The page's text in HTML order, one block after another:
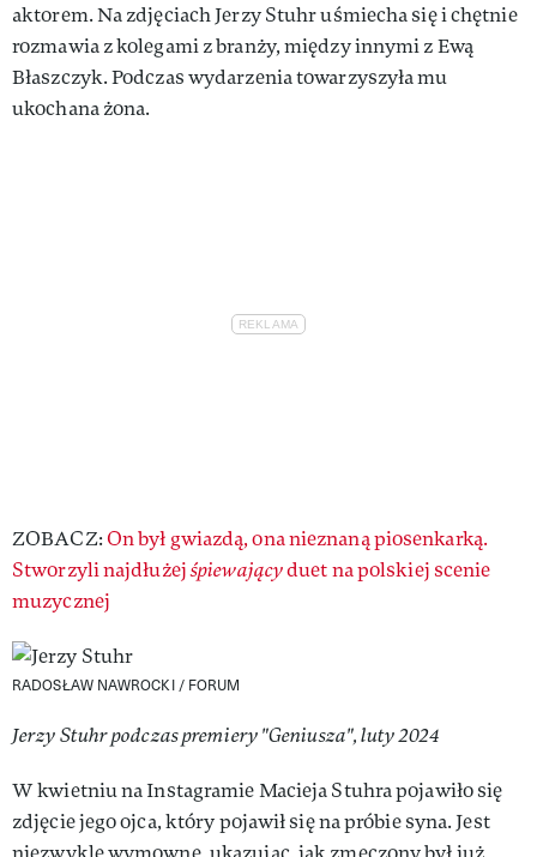
aktorem. Na zdjęciach Jerzy Stuhr uśmiecha się i chętnie
rozmawia z kolegami z branży, między innymi z Ewą
Błaszczyk. Podczas wydarzenia towarzyszyła mu
ukochana żona.
ZOBACZ:On był gwiazdą, ona nieznaną piosenkarką.
Stworzyli najdłużejśpiewającyduet na polskiej scenie
muzycznej
RADOSŁAW NAWROCKI / FORUM
Jerzy Stuhr podczas premiery "Geniusza", luty 2024
W kwietniu na Instagramie Macieja Stuhra pojawiło się
zdjęcie jego ojca, który pojawił się na próbie syna. Jest